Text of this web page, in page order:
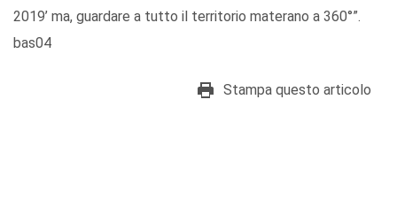
2019’ ma, guardare a tutto il territorio materano a 360°”.
bas04
Stampa questo articolo